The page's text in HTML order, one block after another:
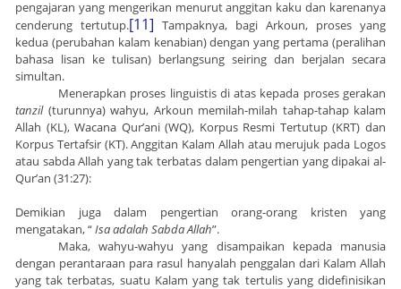
pengajaran yang mengerikan menurut anggitan kaku dan karenanya
cenderung tertutup.[11] Tampaknya, bagi Arkoun, proses yang
kedua (perubahan kalam kenabian) dengan yang pertama (peralihan
bahasa lisan ke tulisan) berlangsung seiring dan berjalan secara
simultan.
Menerapkan proses linguistis di atas kepada proses gerakan
tanzil(turunnya) wahyu, Arkoun memilah-milah tahap-tahap kalam
Allah (KL), Wacana Qur’ani (WQ), Korpus Resmi Tertutup (KRT) dan
Korpus Tertafsir (KT). Anggitan Kalam Allah atau merujuk pada Logos
atau sabda Allah yang tak terbatas dalam pengertian yang dipakai al-
Qur’an (31:27):
Demikian juga dalam pengertian orang-orang kristen yang
mengatakan, “Isa adalah Sabda Allah”.
Maka, wahyu-wahyu yang disampaikan kepada manusia
dengan perantaraan para rasul hanyalah penggalan dari Kalam Allah
yang tak terbatas, suatu Kalam yang tak tertulis yang didefinisikan